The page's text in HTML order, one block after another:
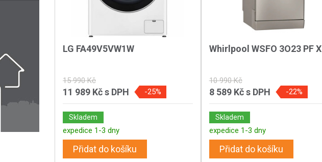
LG FA49V5VW1W
15 990 Kč
11 989 Kčs DPH -25%
Skladem
expedice 1-3 dny
Přidat do košíku
Whirlpool WSFO 3O23 PF X
10 990 Kč
8 589 Kčs DPH -22%
Skladem
expedice 1-3 dny
Přidat do košíku